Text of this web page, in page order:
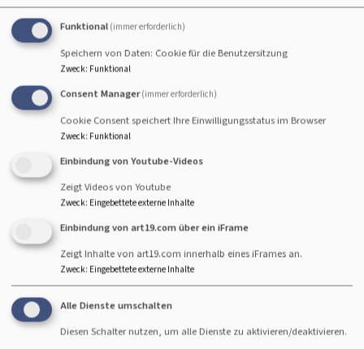
Zugleich wird jeder Täufling Teil der christlichen
Gemeinde. Das kann ganz zu Beginn des Lebens sein, als
Kind, Konfirmand*In oder als Erwachsene*R. Je nach Alter
des Täuflings wird der Schwerpunkt der Taufe auf
unterschiedlichen Aspekten liegen.
Taufen gibt es in verschiedenen Formen: als Einzel- oder
Gruppentaufe, als Taufe im Sonntagsgottesdienst mit
der ganzen Gemeinde oder bei (großen) Tauffesten. Weil
die Taufe einmalig ist, muss sie zwar nicht wiederholt,
kann aber immer wieder erinnert werden, z.B. bei einem
Tauferinnerungsgottesdienst.
Wenn Sie Ihr Kind oder sich taufen lassen wollen oder auf
der Suche nach einem Tauferinnerungsgottesdienst sind,
sprechen Sie Ihren Gemeindepfarrer oder Ihre
Gemeindepfarrerin an, wenden Sie sich an einen Pfarrer /
eine Pfarrerin, die Sie kennen, oder die Segen
Funktional (immer erforderlich)
Speichern von Daten: Cookie für die Benutzersitzung
Zweck: Funktional
Consent Manager (immer erforderlich)
Cookie Consent speichert Ihre Einwilligungsstatus im Browser
Zweck: Funktional
Einbindung von Youtube-Videos
Zeigt Videos von Youtube
Zweck: Eingebettete externe Inhalte
Einbindung von art19.com über ein iFrame
Zeigt Inhalte von art19.com innerhalb eines iFrames an.
Zweck: Eingebettete externe Inhalte
Alle Dienste umschalten
Diesen Schalter nutzen, um alle Dienste zu aktivieren/deaktivieren.